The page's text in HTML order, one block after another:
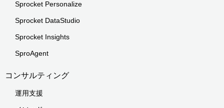
Sprocket Personalize
Sprocket DataStudio
Sprocket Insights
SproAgent
コンサルティング
運用支援